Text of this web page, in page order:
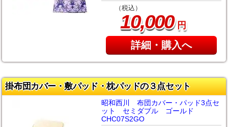
（税込）
10,000円
詳細・購入へ
掛布団カバー・敷パッド・枕パッドの３点セット
昭和西川 布団カバー・パッド3点セ
ット セミダブル ゴールド
CHC07S2GO